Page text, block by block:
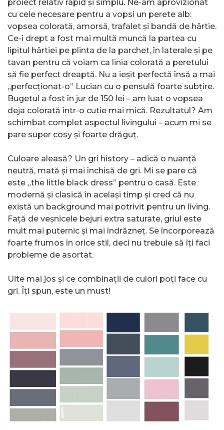
proiect relativ rapid și simplu. Ne-am aprovizionat
cu cele necesare pentru a vopsi un perete alb:
vopsea colorată, amorsă, trafalet și bandă de hârtie.
Ce-i drept a fost mai multă muncă la partea cu
lipitul hârtiei pe plinta de la parchet, în laterale și pe
tavan pentru că voiam ca linia colorată a peretului
să fie perfect dreaptă. Nu a ieșit perfectă însă a mai
„perfecționat-o” Lucian cu o pensulă foarte subțire.
Bugetul a fost în jur de 150 lei – am luat o vopsea
deja colorată într-o cutie mai mică. Rezultatul? Am
schimbat complet aspectul livingului – acum mi se
pare super cosy și foarte drăguț.
Culoare aleasă? Un gri history – adică o nuanță
neutră, mată și mai închisă de gri. Mi se pare că
este „the little black dress” pentru o casă. Este
modernă și clasică în același timp și cred că nu
există un background mai potrivit pentru un living.
Față de veșnicele bejuri extra saturate, griul este
mult mai puternic și mai îndrăzneț. Se încorporează
foarte frumos în orice stil, deci nu trebuie să îți faci
probleme de asortat.
Uite mai jos și ce combinații de culori poți face cu
gri. Îți spun, este un must!